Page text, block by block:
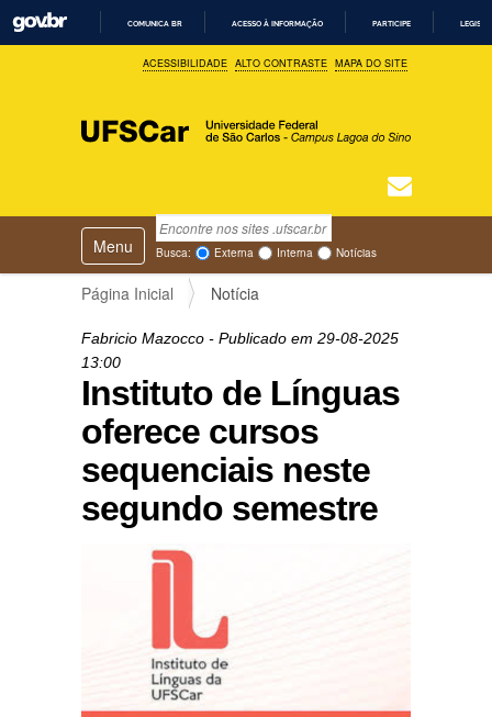
R
A
E
D
COMUNICA BR ACESSO À INFORMAÇÃO PARTICIPE
ACESSIBILIDADE ALTO CONTRASTE MAPA DO SITE
Busca
Busca Avançada…
Busca: Externa Interna Notícias
v
Toggle navigation
Página Inicial Notícia
Fabricio Mazocco - Publicado em 29-08-2025
13:00
Instituto de Línguas
oferece cursos
sequenciais neste
segundo semestre